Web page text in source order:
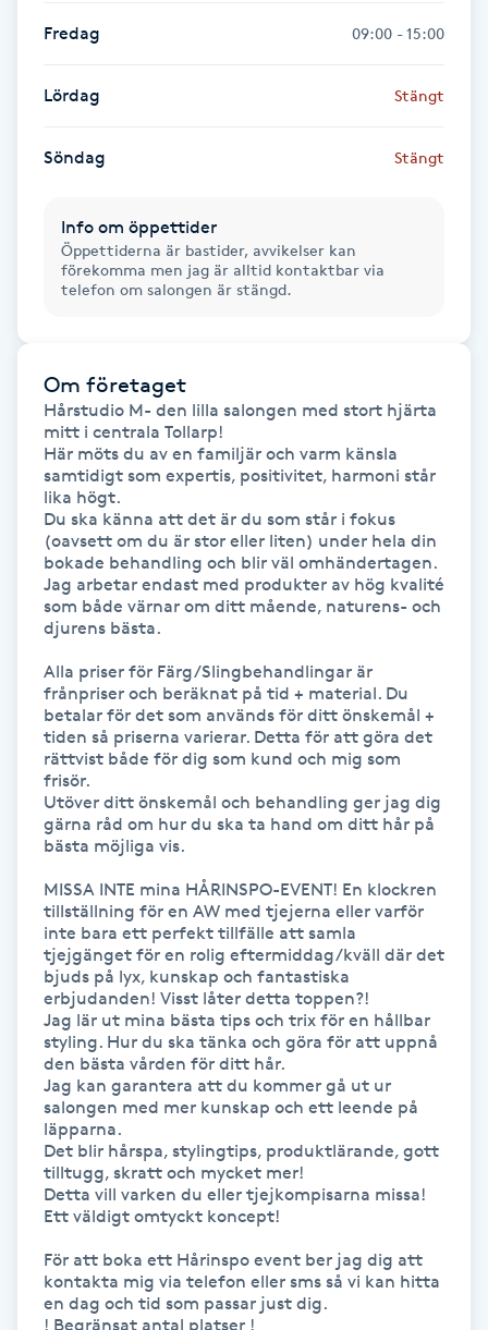
Hårförlängning
Idrottsmassage
IPL hårborttagning
IR-massage
Japansk massage
Katun fransar
Kemisk peeling
Keratinbehandling
Kinesiologi
Kinesisk medicin
Kiropraktik
Klangmassage
Klippning
Klippning & Slingor
Fredag 09:00 - 15:00
Lördag Stängt
Söndag Stängt
Info om öppettider
Öppettiderna är bastider, avvikelser kan
förekomma men jag är alltid kontaktbar via
telefon om salongen är stängd.
Om företaget
Hårstudio M- den lilla salongen med stort hjärta
mitt i centrala Tollarp!
Här möts du av en familjär och varm känsla
samtidigt som expertis, positivitet, harmoni står
lika högt.
Du ska känna att det är du som står i fokus
(oavsett om du är stor eller liten) under hela din
bokade behandling och blir väl omhändertagen.
Jag arbetar endast med produkter av hög kvalité
som både värnar om ditt mående, naturens- och
djurens bästa.
Alla priser för Färg/Slingbehandlingar är
frånpriser och beräknat på tid + material. Du
betalar för det som används för ditt önskemål +
tiden så priserna varierar. Detta för att göra det
rättvist både för dig som kund och mig som
frisör.
Utöver ditt önskemål och behandling ger jag dig
gärna råd om hur du ska ta hand om ditt hår på
bästa möjliga vis.
MISSA INTE mina HÅRINSPO-EVENT! En klockren
tillställning för en AW med tjejerna eller varför
inte bara ett perfekt tillfälle att samla
tjejgänget för en rolig eftermiddag/kväll där det
bjuds på lyx, kunskap och fantastiska
erbjudanden! Visst låter detta toppen?!
Jag lär ut mina bästa tips och trix för en hållbar
styling. Hur du ska tänka och göra för att uppnå
den bästa vården för ditt hår.
Jag kan garantera att du kommer gå ut ur
salongen med mer kunskap och ett leende på
läpparna.
Det blir hårspa, stylingtips, produktlärande, gott
tilltugg, skratt och mycket mer!
Detta vill varken du eller tjejkompisarna missa!
Ett väldigt omtyckt koncept!
För att boka ett Hårinspo event ber jag dig att
kontakta mig via telefon eller sms så vi kan hitta
en dag och tid som passar just dig.
! Begränsat antal platser !